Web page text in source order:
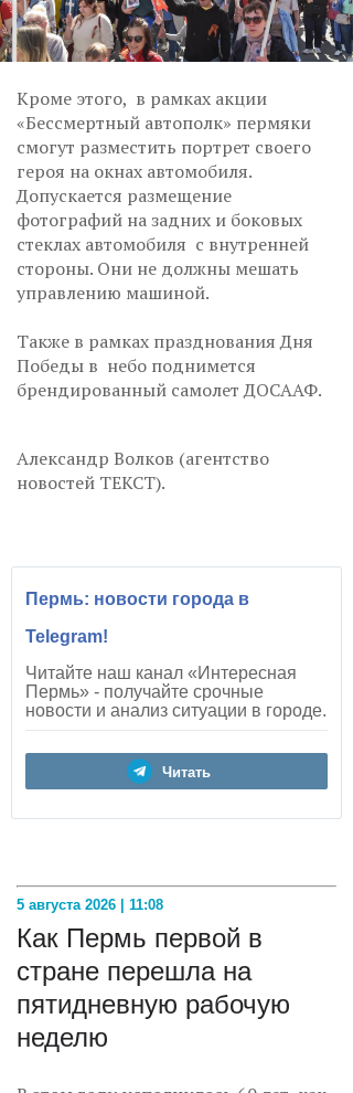
Кроме этого, в рамках акции
«Бессмертный автополк» пермяки
смогут разместить портрет своего
героя на окнах автомобиля.
Допускается размещение
фотографий на задних и боковых
стеклах автомобиля с внутренней
стороны. Они не должны мешать
управлению машиной.
Также в рамках празднования Дня
Победы в небо поднимется
брендированный самолет ДОСААФ.
Александр Волков (агентство
новостей ТЕКСТ).
Пермь: новости города в
Telegram!
Читайте наш канал «Интересная
Пермь» - получайте срочные
новости и анализ ситуации в городе.
Читать
5 августа 2026 | 11:08
Как Пермь первой в
стране перешла на
пятидневную рабочую
неделю